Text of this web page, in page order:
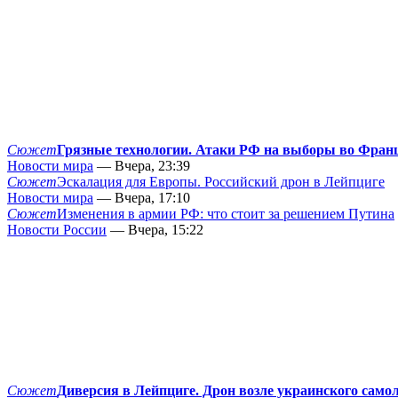
СюжетГрязные технологии. Атаки РФ на выборы во
Новости мира — Вчера, 23:39
СюжетЭскалация для Европы. Российский дрон в Лейпциге
Новости мира — Вчера, 17:10
СюжетИзменения в армии РФ: что стоит за решением Путина
Новости России — Вчера, 15:22
СюжетДиверсия в Лейпциге. Дрон возле украинского